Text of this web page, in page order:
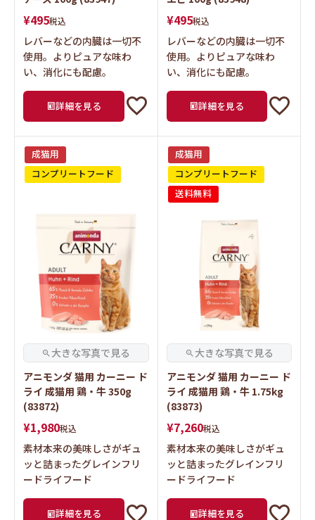
レバーなどの内臓は一切不
使用。よりピュアな味わ
い、消化にも配慮。
詳細を見る
レバーなどの内臓は一切不
使用。よりピュアな味わ
い、消化にも配慮。
詳細を見る
成猫用
アニモンダ 猫用 カーニー ド
ライ 成猫用 鶏・牛 350g
(83872)
¥1,980税込
ッと詰まったグレインフリ
ードライフード
詳細を見る
成猫用
送料無料
アニモンダ 猫用 カーニー ド
ライ 成猫用 鶏・牛 1.75kg
(83873)
¥7,260税込
ッと詰まったグレインフリ
ードライフード
詳細を見る